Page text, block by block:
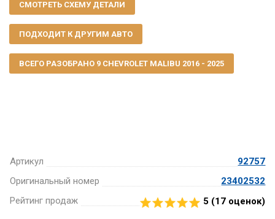
Артикул
92757
Оригинальный номер
23402532
Рейтинг продаж
5 (17 оценок)
СМОТРЕТЬ СХЕМУ ДЕТАЛИ
ПОДХОДИТ К ДРУГИМ АВТО
ВСЕГО РАЗОБРАНО 9 CHEVROLET MALIBU 2016 - 2025